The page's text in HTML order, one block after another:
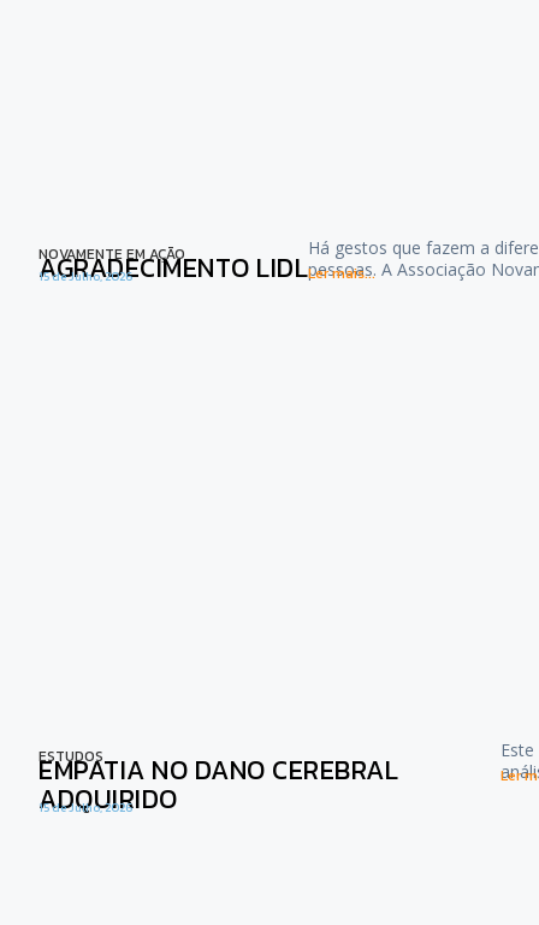
NOVAMENTE EM AÇÃO
AGRADECIMENTO LIDL
15 de Julho, 2026
Há gestos que fazem a
pessoas. A Associação
Ler mais...
ESTUDOS
EMPATIA NO DANO CEREBRAL
ADQUIRIDO
15 de Julho, 2026
Ler